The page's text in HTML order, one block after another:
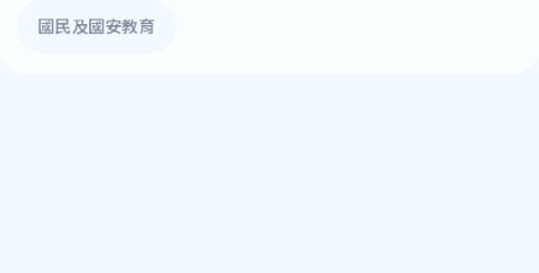
國民及國安教育